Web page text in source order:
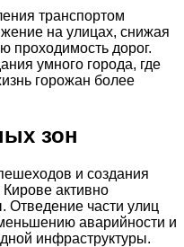
транспортом
на улицах, снижая
проходимость дорог.
умного города, где
горожан более
зон
и создания
активно
Отведение части улиц
аварийности и
инфраструктуры.